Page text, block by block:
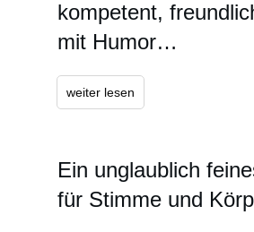
kompetent,
mit Humor…
weiter lesen
Ein unglaublich
für Stimme und